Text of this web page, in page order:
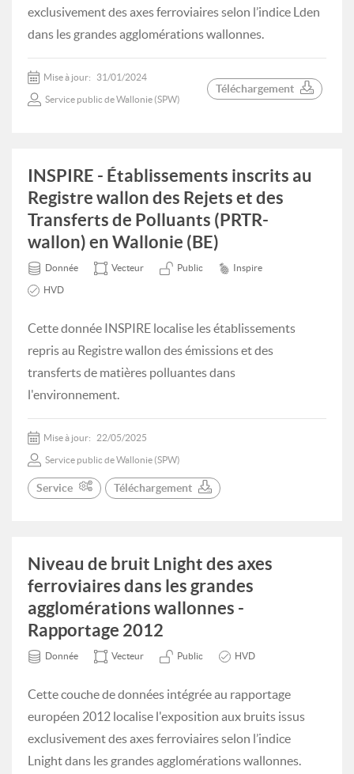
exclusivement des axes ferroviaires selon l’indice Lden
dans les grandes agglomérations wallonnes.
Mise à jour: 31/01/2024
Service public de Wallonie (SPW)
Téléchargement
INSPIRE - Établissements inscrits au
Registre wallon des Rejets et des
Transferts de Polluants (PRTR-
wallon) en Wallonie (BE)
Donnée Vecteur Public Inspire
HVD
Cette donnée INSPIRE localise les établissements
repris au Registre wallon des émissions et des
transferts de matières polluantes dans
l'environnement.
Mise à jour: 22/05/2025
Service public de Wallonie (SPW)
Service Téléchargement
Niveau de bruit Lnight des axes
ferroviaires dans les grandes
agglomérations wallonnes -
Rapportage 2012
Donnée Vecteur Public HVD
Cette couche de données intégrée au rapportage
européen 2012 localise l'exposition aux bruits issus
exclusivement des axes ferroviaires selon l’indice
Lnight dans les grandes agglomérations wallonnes.